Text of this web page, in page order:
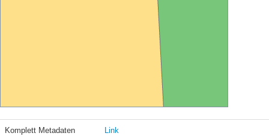
Komplett Metadaten Link